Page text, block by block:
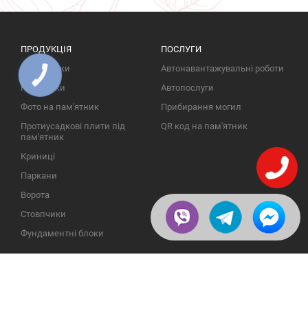
ПРОДУКЦІЯ
Пам'ятники
Надгробки
Фото на пам'ятник
Протиусадкові плити під
пам'ятник
Криниці
Паркани
Ворота
Стовпчики
Фундаментні блоки
ПОСЛУГИ
Автонавантажувальні роботи
Автопослуги
Прибирання могил
QR код на пам'ятник
КНОПКА
ЗВ'ЯЗКУ